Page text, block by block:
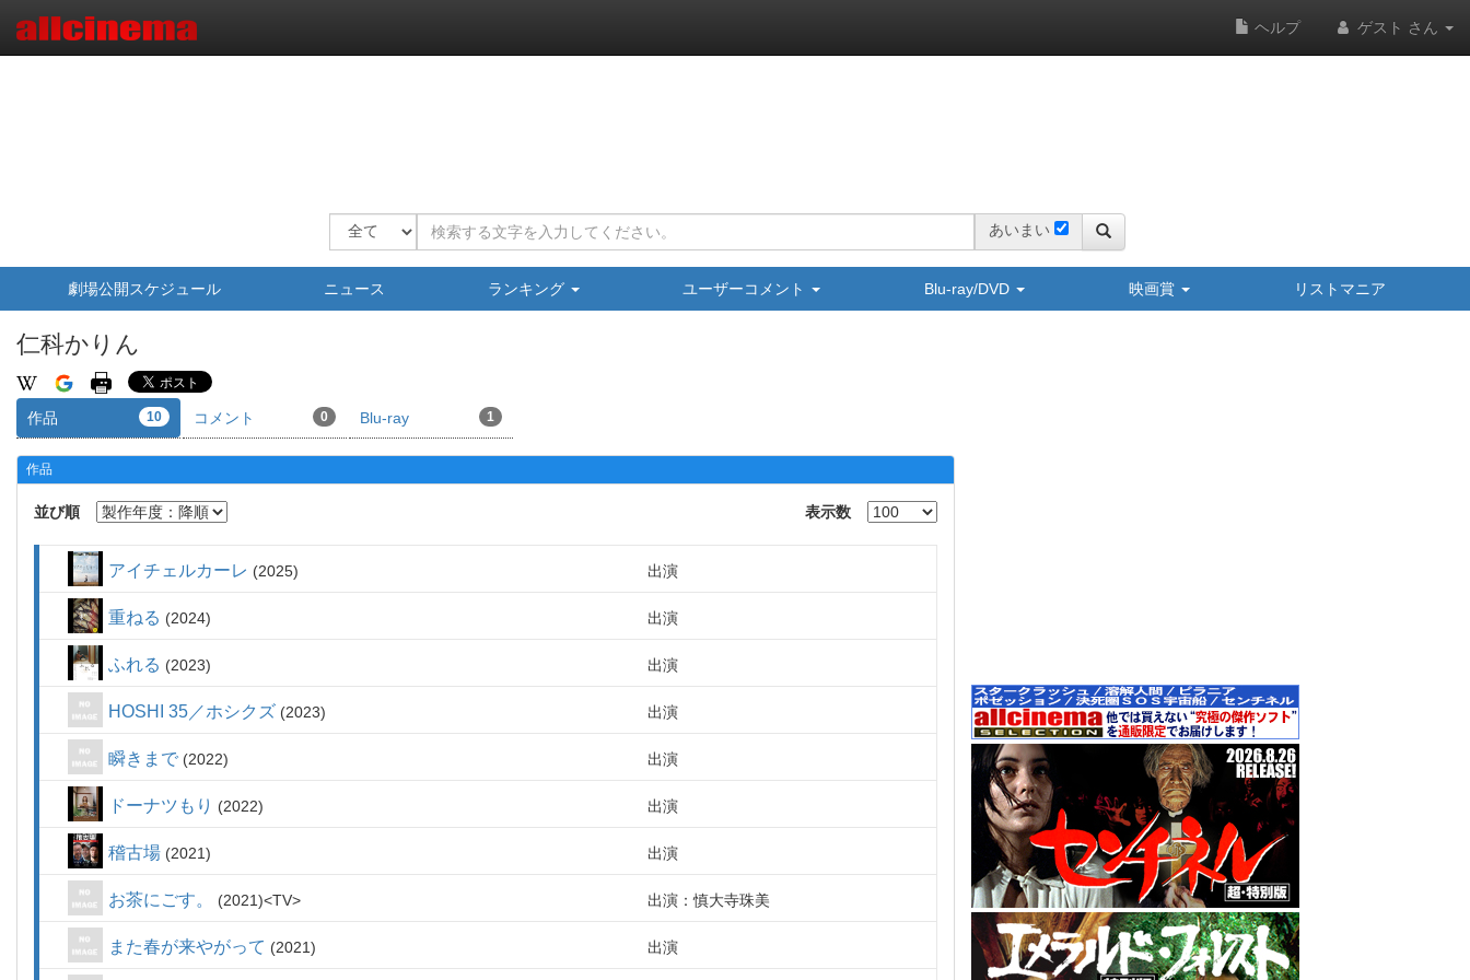
ヘルプ ゲスト さん
あいまい
劇場公開スケジュール ニュース ランキング ユーザーコメント Blu-ray/DVD 映画賞 リストマニア
仁科かりん
作品 10 コメント 0 Blu-ray 1
作品
並び順 表示数
アイチェルカーレ 2025 出演
重ねる 2024 出演
ふれる 2023 出演
HOSHI 35／ホシクズ 2023 出演
瞬きまで 2022 出演
ドーナツもり 2022 出演
稽古場 2021 出演
お茶にごす。 2021 TV 出演：慎大寺珠美
また春が来やがって 2021 出演